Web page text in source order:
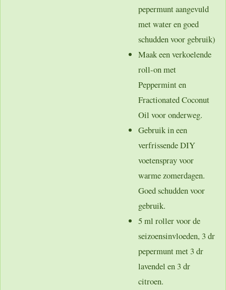
pepermunt aangevuld
met water en goed
schudden voor gebruik)
Maak een verkoelende
roll-on met
Peppermint en
Fractionated Coconut
Oil voor onderweg.
Gebruik in een
verfrissende DIY
voetenspray voor
warme zomerdagen.
Goed schudden voor
gebruik.
5 ml roller voor de
seizoensinvloeden, 3 dr
pepermunt met 3 dr
lavendel en 3 dr
citroen.